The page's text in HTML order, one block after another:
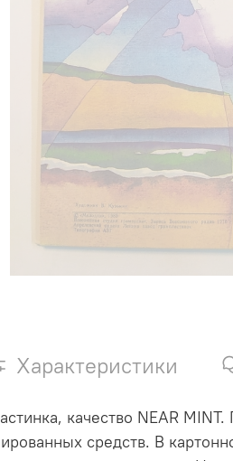
Характеристики
качество NEAR
средств. В